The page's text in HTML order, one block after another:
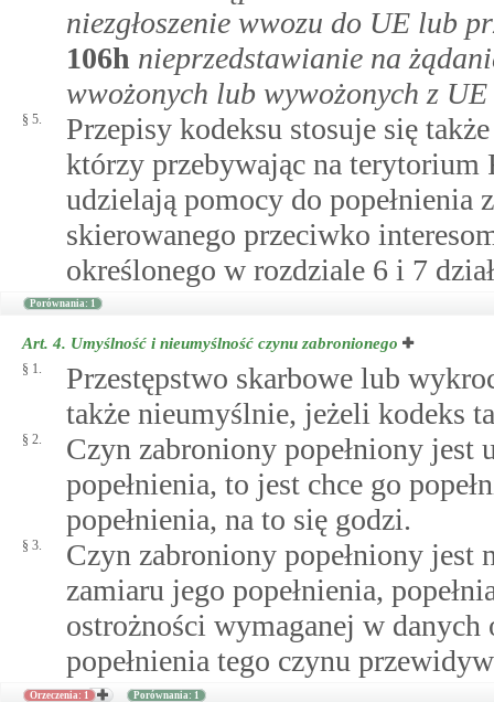
niezgłoszenie wwozu do UE lub
106h nieprzedstawianie na
wwożonych lub wywożonych z UE
§ 5.
Przepisy kodeksu stosuje się
którzy przebywając na terytorium
udzielają pomocy do popełnienia
skierowanego przeciwko
określonego w rozdziale 6 i 7
Porównania: 1
Art. 4. Umyślność i nieumyślność czynu zabronionego
§ 1.
Przestępstwo skarbowe lub
także nieumyślnie, jeżeli kodeks
§ 2.
Czyn zabroniony popełniony jest
popełnienia, to jest chce go
popełnienia, na to się godzi.
§ 3.
Czyn zabroniony popełniony jest
zamiaru jego popełnienia,
ostrożności wymaganej w
popełnienia tego czynu
Orzeczenia: 1 Porównania: 1